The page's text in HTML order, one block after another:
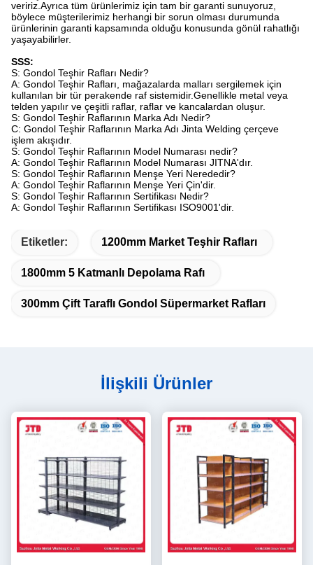
veririz.Ayrıca tüm ürünlerimiz için tam bir garanti sunuyoruz,
böylece müşterilerimiz herhangi bir sorun olması durumunda
ürünlerinin garanti kapsamında olduğu konusunda gönül rahatlığı
yaşayabilirler.
SSS:
S: Gondol Teşhir Rafları Nedir?
A: Gondol Teşhir Rafları, mağazalarda malları sergilemek için
kullanılan bir tür perakende raf sistemidir.Genellikle metal veya
telden yapılır ve çeşitli raflar, raflar ve kancalardan oluşur.
S: Gondol Teşhir Raflarının Marka Adı Nedir?
C: Gondol Teşhir Raflarının Marka Adı Jinta Welding çerçeve
işlem akışıdır.
S: Gondol Teşhir Raflarının Model Numarası nedir?
A: Gondol Teşhir Raflarının Model Numarası JITNA'dır.
S: Gondol Teşhir Raflarının Menşe Yeri Nerededir?
A: Gondol Teşhir Raflarının Menşe Yeri Çin'dir.
S: Gondol Teşhir Raflarının Sertifikası Nedir?
A: Gondol Teşhir Raflarının Sertifikası ISO9001'dir.
Etiketler: 1200mm Market Teşhir Rafları
1800mm 5 Katmanlı Depolama Rafı
300mm Çift Taraflı Gondol Süpermarket Rafları
İlişkili Ürünler